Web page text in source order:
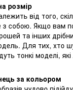
розмір
від того,
з собою. Якщо вам
та інших
Для тих, хто
тонкі моделі,
за кольором